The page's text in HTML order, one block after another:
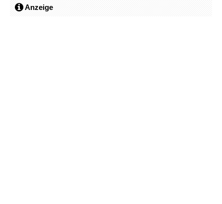
Anzeige